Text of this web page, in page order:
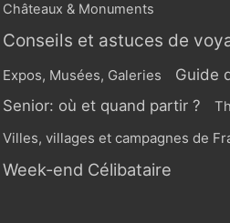
Châteaux & Monuments
Conseils et astuces de
Expos, Musées, Galeries Guide
Senior: où et quand partir ?
Villes, villages et campagnes de
Week-end Célibataire